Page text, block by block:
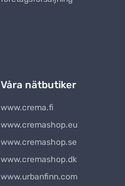
Våra nätbutiker
www.crema.fi
www.cremashop.eu
www.cremashop.se
www.cremashop.dk
www.urbanfinn.com